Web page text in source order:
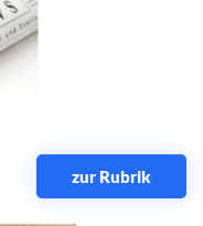
zur Rubrik